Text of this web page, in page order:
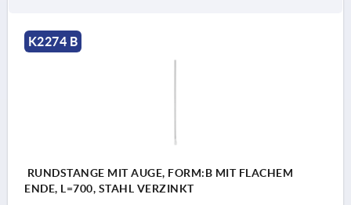
K2274 B
RUNDSTANGE MIT AUGE, FORM:B MIT FLACHEM
ENDE, L=700, STAHL VERZINKT